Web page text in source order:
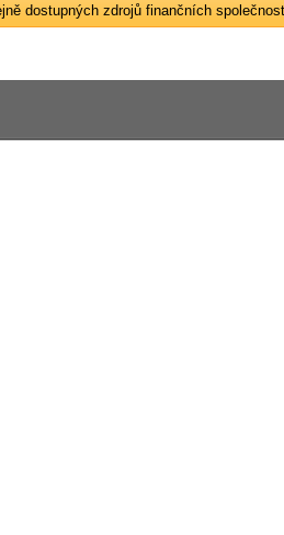
dostupných zdrojů finančních